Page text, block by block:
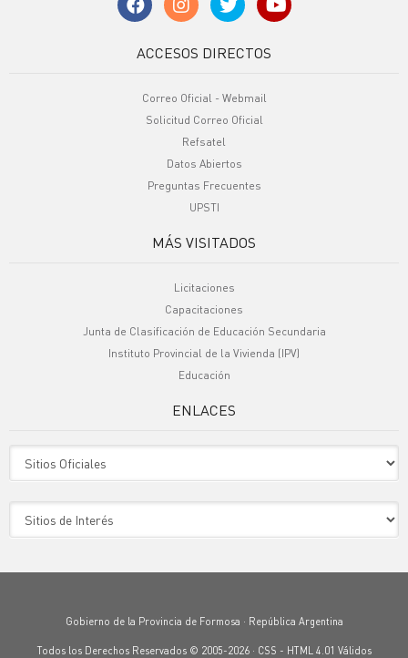
ACCESOS DIRECTOS
Correo Oficial - Webmail
Solicitud Correo Oficial
Refsatel
Datos Abiertos
Preguntas Frecuentes
UPSTI
MÁS VISITADOS
Licitaciones
Capacitaciones
Junta de Clasificación de Educación Secundaria
Instituto Provincial de la Vivienda (IPV)
Educación
ENLACES
Gobierno de la Provincia de Formosa · República Argentina
Todos los Derechos Reservados © 2005-2026 · CSS - HTML 4.01 Válidos